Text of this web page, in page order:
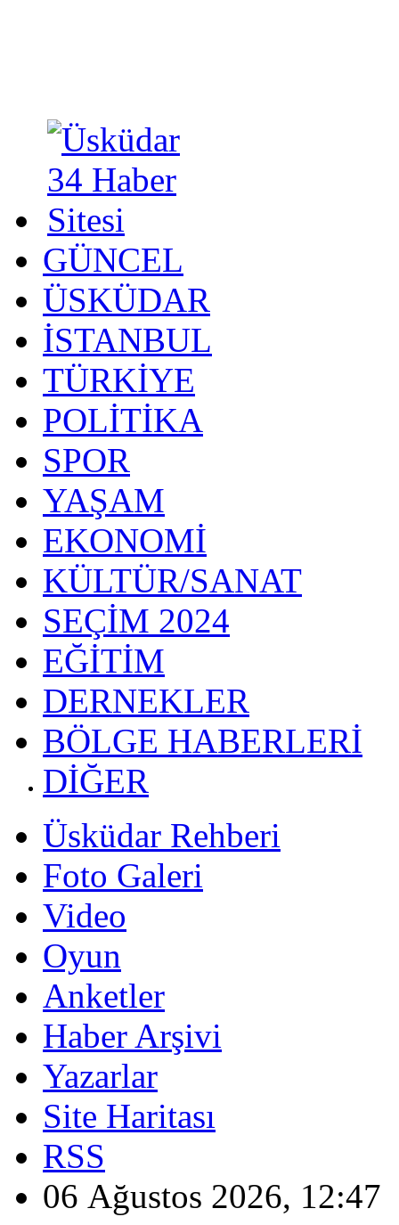
GÜNCEL
ÜSKÜDAR
İSTANBUL
TÜRKİYE
POLİTİKA
SPOR
YAŞAM
EKONOMİ
KÜLTÜR/SANAT
SEÇİM 2024
EĞİTİM
DERNEKLER
BÖLGE HABERLERİ
DİĞER
Üsküdar Rehberi
Foto Galeri
Video
Oyun
Anketler
Haber Arşivi
Yazarlar
Site Haritası
RSS
06 Ağustos 2026, 12:47